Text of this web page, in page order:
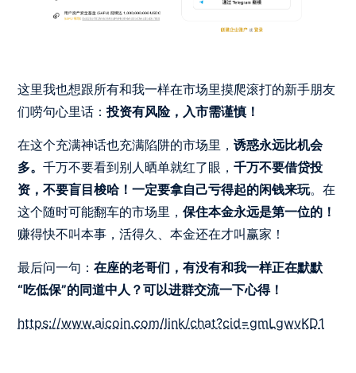
这里我也想跟所有和我一样在市场里摸爬滚打的新手朋友
们唠句心里话：投资有风险，入市需谨慎！
在这个充满神话也充满陷阱的市场里，诱惑永远比机会
多。千万不要看到别人晒单就红了眼，千万不要借贷投
资，不要盲目梭哈！一定要拿自己亏得起的闲钱来玩。在
这个随时可能翻车的市场里，保住本金永远是第一位的！
赚得快不叫本事，活得久、本金还在才叫赢家！
最后问一句：在座的老哥们，有没有和我一样正在默默
“吃低保”的同道中人？可以进群交流一下心得！
https://www.aicoin.com/link/chat?cid=gmLgwvKD1